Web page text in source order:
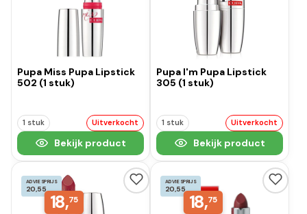
Pupa Miss Pupa Lipstick
502 (1 stuk)
1 stuk Uitverkocht
Bekijk product
Pupa I'm Pupa Lipstick
305 (1 stuk)
1 stuk Uitverkocht
Bekijk product
ADVIESPRIJS
20,55
18,75
ADVIESPRIJS
20,55
18,75